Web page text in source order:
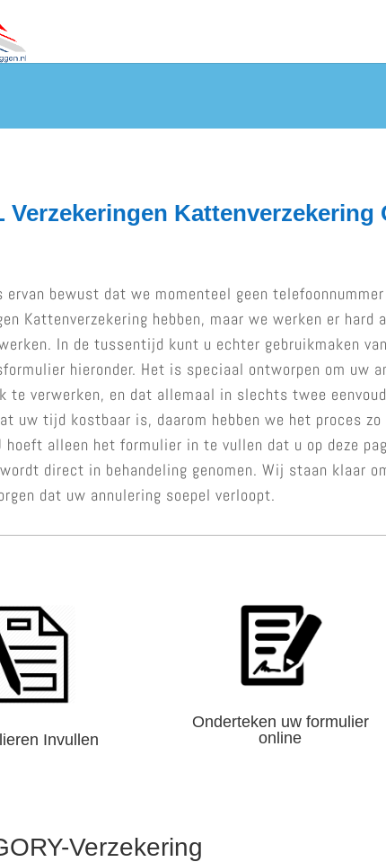
Verzekeringen Kattenverzekering
ervan bewust dat we momenteel geen telefoonnummer
Kattenverzekering hebben, maar we werken er hard
In de tussentijd kunt u echter gebruikmaken
hieronder. Het is speciaal ontworpen om uw
te verwerken, en dat allemaal in slechts twee
uw tijd kostbaar is, daarom hebben we het proces
hoeft alleen het formulier in te vullen dat u op deze
direct in behandeling genomen. Wij staan klaar
dat uw annulering soepel verloopt.
Invullen
Onderteken uw formulier
online
Verzekering